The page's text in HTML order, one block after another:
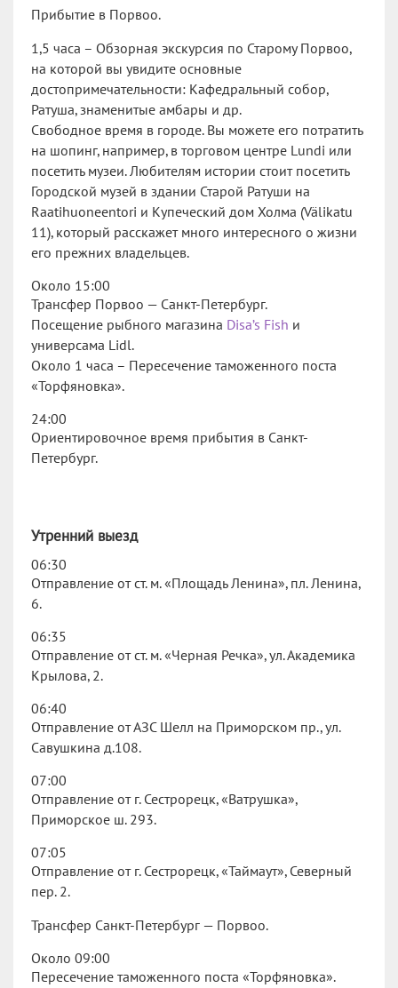
Прибытие в Порвоо.
1,5 часа – Обзорная экскурсия по Старому Порвоо,
на которой вы увидите основные
достопримечательности: Кафедральный собор,
Ратуша, знаменитые амбары и др.
Свободное время в городе. Вы можете его потратить
на шопинг, например, в торговом центре Lundi или
посетить музеи. Любителям истории стоит посетить
Городской музей в здании Старой Ратуши на
Raatihuoneentori и Купеческий дом Холма (Välikatu
11), который расскажет много интересного о жизни
его прежних владельцев.
Около 15:00
Трансфер Порвоо — Санкт-Петербург.
Посещение рыбного магазина Disa’s Fish и
универсама Lidl.
Около 1 часа – Пересечение таможенного поста
«Торфяновка».
24:00
Ориентировочное время прибытия в Санкт-
Петербург.
Утренний выезд
06:30
Отправление от ст. м. «Площадь Ленина», пл. Ленина,
6.
06:35
Отправление от ст. м. «Черная Речка», ул. Академика
Крылова, 2.
06:40
Отправление от АЗС Шелл на Приморском пр., ул.
Савушкина д.108.
07:00
Отправление от г. Сестрорецк, «Ватрушка»,
Приморское ш. 293.
07:05
Отправление от г. Сестрорецк, «Таймаут», Северный
пер. 2.
Трансфер Санкт-Петербург — Порвоо.
Около 09:00
Пересечение таможенного поста «Торфяновка».